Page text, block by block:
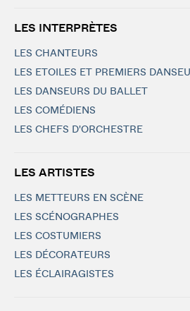
LES INTERPRÈTES
LES CHANTEURS
LES ETOILES ET PREMIERS
LES DANSEURS DU BALLET
LES COMÉDIENS
LES CHEFS D'ORCHESTRE
LES ARTISTES
LES METTEURS EN SCÈNE
LES SCÉNOGRAPHES
LES COSTUMIERS
LES DÉCORATEURS
LES ÉCLAIRAGISTES